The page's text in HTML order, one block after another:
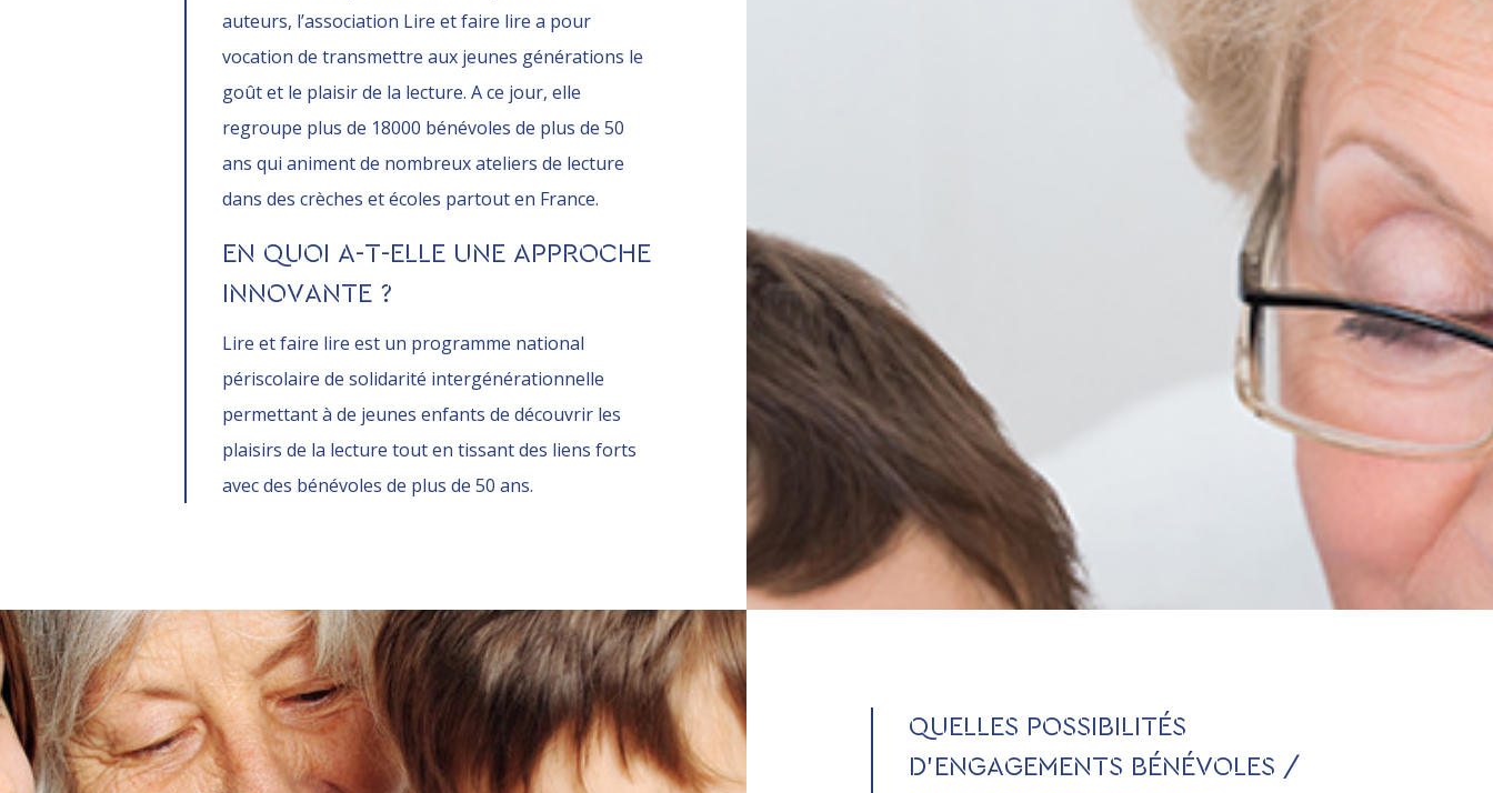
auteurs, l’association Lire et faire lire a pour
vocation de transmettre aux jeunes générations le
goût et le plaisir de la lecture. A ce jour, elle
regroupe plus de 18000 bénévoles de plus de 50
ans qui animent de nombreux ateliers de lecture
dans des crèches et écoles partout en France.
EN QUOI A-T-ELLE UNE APPROCHE
INNOVANTE ?
Lire et faire lire est un programme national
périscolaire de solidarité intergénérationnelle
permettant à de jeunes enfants de découvrir les
plaisirs de la lecture tout en tissant des liens forts
avec des bénévoles de plus de 50 ans.
QUELLES POSSIBILITÉS
D’ENGAGEMENTS BÉNÉVOLES /